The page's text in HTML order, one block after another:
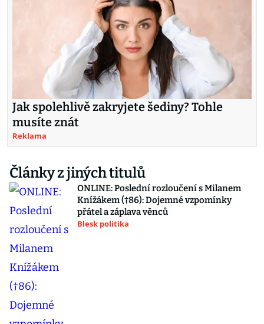
Jak spolehlivě zakryjete šediny? Tohle
musíte znát
Reklama
Články z jiných titulů
ONLINE: Poslední rozloučení s Milanem
Knížákem (†86): Dojemné vzpomínky
přátel a záplava věnců
Blesk politika